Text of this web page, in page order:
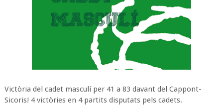
Victòria del cadet masculí per 41 a 83 davant del Cappont-
Sicoris! 4 victòries en 4 partits disputats pels cadets.